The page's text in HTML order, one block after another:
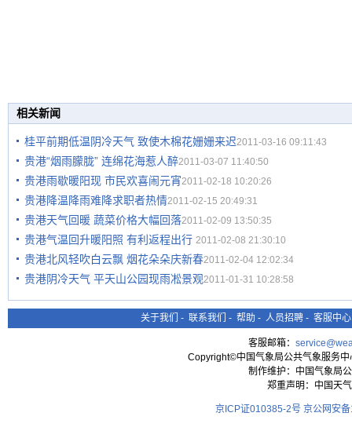
相关新闻
桂平前期低温阴冷天气 致使木棉花姗姗来迟2011-03-16 09:11:43
贵港“烟雨朦胧” 连绵花海惹人醉2011-03-07 11:40:50
贵港雨歇暖阳现 市民欢喜闹元宵2011-02-18 10:20:26
贵港降温降雨难降求职者热情2011-02-15 20:49:31
贵港天气回暖 蔬菜价格大幅回落2011-02-09 13:50:35
贵港气温回升暖阳照 有利返程出行 2011-02-08 21:30:10
贵港北风轻吹白云飘 烟花朵朵庆新春2011-02-04 12:02:34
贵港阴冷天气 平天山公园现雨凇景观2011-01-31 10:28:58
关于我们 - 联系我们 - 帮助 - 人员招聘 - 客服中心
客服邮箱：
Copyright©中国气象局公共气象服务
制作维护：中国气象局
郑重声明：中国天
京ICP证010385-2号 京公网安